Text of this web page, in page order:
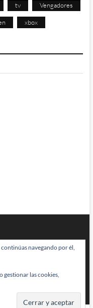
tv Vengadores
xbox
|WordPress| © Todos
continúas navegando por él,
gestionar las cookies,